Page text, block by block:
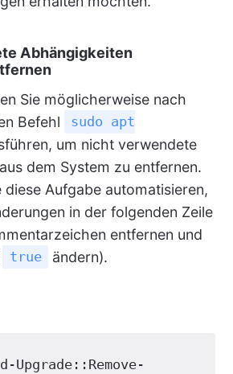
Abhängigkeiten
Sie möglicherweise nach
Befehl
sudo apt
um nicht verwendete
dem System zu entfernen.
Aufgabe automatisieren,
in der folgenden Zeile
entfernen und
true ändern).
Upgrade::Remove-